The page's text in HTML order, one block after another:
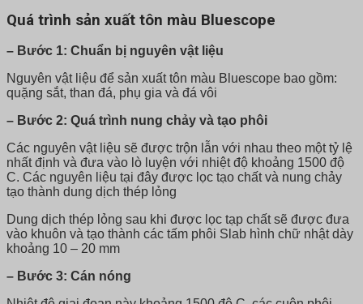
Quá trình sản xuất tôn màu Bluescope
– Bước 1: Chuẩn bị nguyên vật liệu
Nguyên vật liệu để sản xuất tôn màu Bluescope bao gồm:
quặng sắt, than đá, phụ gia và đá vôi
– Bước 2: Quá trình nung chảy và tạo phôi
Các nguyên vật liệu sẽ được trộn lẫn với nhau theo một tỷ lệ
nhất định và đưa vào lò luyện với nhiệt độ khoảng 1500 độ
C. Các nguyên liệu tại đây được lọc tạo chất và nung chảy
tạo thành dung dịch thép lỏng
Dung dịch thép lỏng sau khi được lọc tạp chất sẽ được đưa
vào khuôn và tạo thành các tấm phôi Slab hình chữ nhật dày
khoảng 10 – 20 mm
– Bước 3: Cán nóng